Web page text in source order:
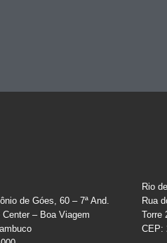
de Góes, 60 – 7ª And.
– Boa Viagem
Rio
Rua
Torre
CEP: